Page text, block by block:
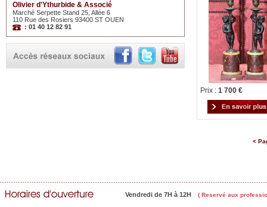
Olivier d'Ythurbide & Associé
Marché Serpette Stand 25, Allée 6
110 Rue des Rosiers 93400 ST OUEN
: 01 40 12 82 91
Prix : 1 700 €
<
Vendredi de 7H à 12H ( Reservé aux